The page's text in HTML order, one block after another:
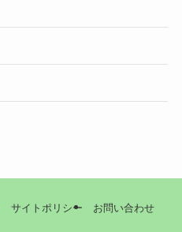
サイトポリシー お問い合わせ